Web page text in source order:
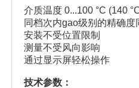
介质温度 0...100 °C (140
同档次内gao级别的精确
安装不受位置限制
测量不受风向影响
通过显示屏轻松操作
技术参数：